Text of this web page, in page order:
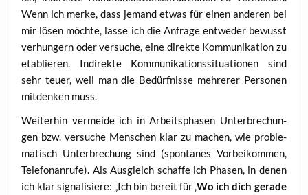
Wenn ich mer­ke, dass jemand etwas für einen ande­ren bei
mir lösen möch­te, las­se ich die Anfra­ge ent­we­der bewusst
ver­hun­gern oder ver­su­che, eine direk­te Kom­mu­ni­ka­ti­on zu
eta­blie­ren. Indi­rek­te Kom­mu­ni­ka­ti­ons­si­tua­tio­nen sind
sehr teu­er, weil man die Bedürf­nis­se meh­re­rer Per­so­nen
mit­den­ken muss.
Wei­ter­hin ver­mei­de ich in Arbeits­pha­sen Unter­bre­chun­
gen bzw. ver­su­che Men­schen klar zu machen, wie pro­ble­
ma­tisch Unter­bre­chung sind (spon­ta­nes Vor­bei­kom­men,
Tele­fon­an­ru­fe). Als Aus­gleich schaf­fe ich Pha­sen, in denen
ich klar signa­li­sie­re: „Ich bin bereit für ‚Wo ich dich gera­de